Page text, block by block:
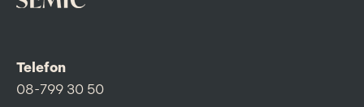
Telefon
08-799 30 50